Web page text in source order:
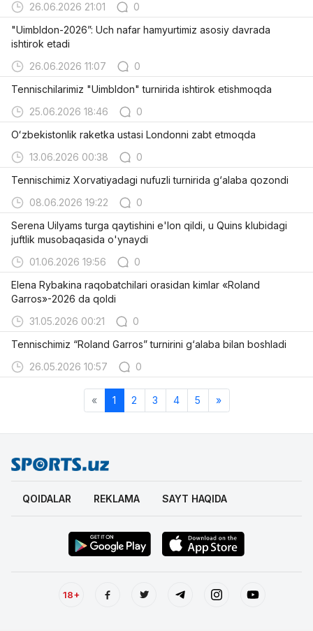
26.06.2026 21:01
0
"Uimbldon-2026”: Uch nafar hamyurtimiz asosiy davrada
ishtirok etadi
26.06.2026 11:07
0
Tennischilarimiz "Uimbldon" turnirida ishtirok etishmoqda
25.06.2026 18:46
0
Oʻzbekistonlik raketka ustasi Londonni zabt etmoqda
13.06.2026 00:38
0
Tennischimiz Xorvatiyadagi nufuzli turnirida g‘alaba qozondi
08.06.2026 19:22
0
Serena Uilyams turga qaytishini e'lon qildi, u Quins klubidagi
juftlik musobaqasida o'ynaydi
01.06.2026 19:56
0
Elena Rybakina raqobatchilari orasidan kimlar «Roland
Garros»-2026 da qoldi
31.05.2026 00:21
0
Tennischimiz “Roland Garros” turnirini g‘alaba bilan boshladi
26.05.2026 10:57
0
« 1 2 3 4 5 »
QOIDALAR REKLAMA SAYT HAQIDA
18+